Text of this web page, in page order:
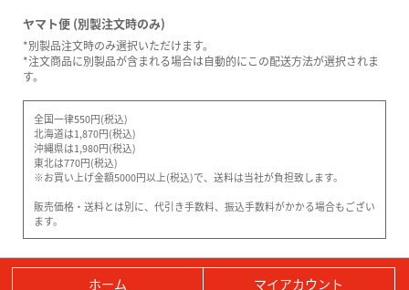
ヤマト便 (別製注文時のみ)
*別製品注文時のみ選択いただけます。
*注文商品に別製品が含まれる場合は自動的にこの配送方法が選択されま
す。
全国一律550円(税込)
北海道は1,870円(税込)
沖縄県は1,980円(税込)
東北は770円(税込)
※お買い上げ金額5000円以上(税込)で、送料は当社が負担致します。
販売価格・送料とは別に、代引き手数料、振込手数料がかかる場合もござい
ます。
ホーム マイアカウント